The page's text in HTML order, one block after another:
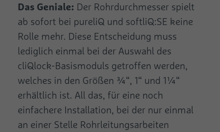
Das Geniale: Der Rohrdurchmesser spielt
ab sofort bei pureliQ und softliQ:SE keine
Rolle mehr. Diese Entscheidung muss
lediglich einmal bei der Auswahl des
cliQlock-Basismoduls getroffen werden,
welches in den Größen ¾“, 1“ und 1¼“
erhältlich ist. All das, für eine noch
einfachere Installation, bei der nur einmal
an einer Stelle Rohrleitungs­arbeiten